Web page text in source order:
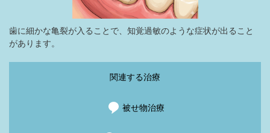
歯に細かな亀裂が入ることで、知覚過敏のような症状が出ること
があります。
関連する治療
被せ物治療